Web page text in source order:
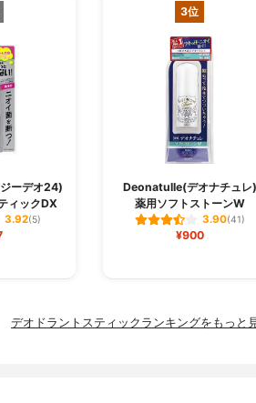
ーデオ24)
ィックDX
3.92(5)
3位
Deonatulle(デオナチュレ)
薬用ソフトストーンW
3.90(41)
¥900
デオドラントスティックランキングをもっと